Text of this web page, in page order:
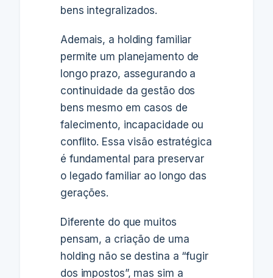
bens integralizados.
Ademais, a holding familiar
permite um planejamento de
longo prazo, assegurando a
continuidade da gestão dos
bens mesmo em casos de
falecimento, incapacidade ou
conflito. Essa visão estratégica
é fundamental para preservar
o legado familiar ao longo das
gerações.
Diferente do que muitos
pensam, a criação de uma
holding não se destina a “fugir
dos impostos”, mas sim a